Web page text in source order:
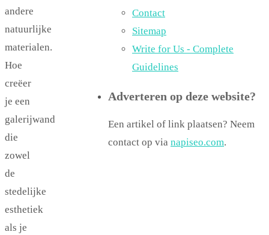
andere
natuurlijke
materialen.
Hoe
creëer
je een
galerijwand
die
zowel
de
stedelijke
esthetiek
als je
Contact
Sitemap
Write for Us - Complete
Guidelines
Adverteren op deze website?
Een artikel of link plaatsen? Neem
contact op via napiseo.com.